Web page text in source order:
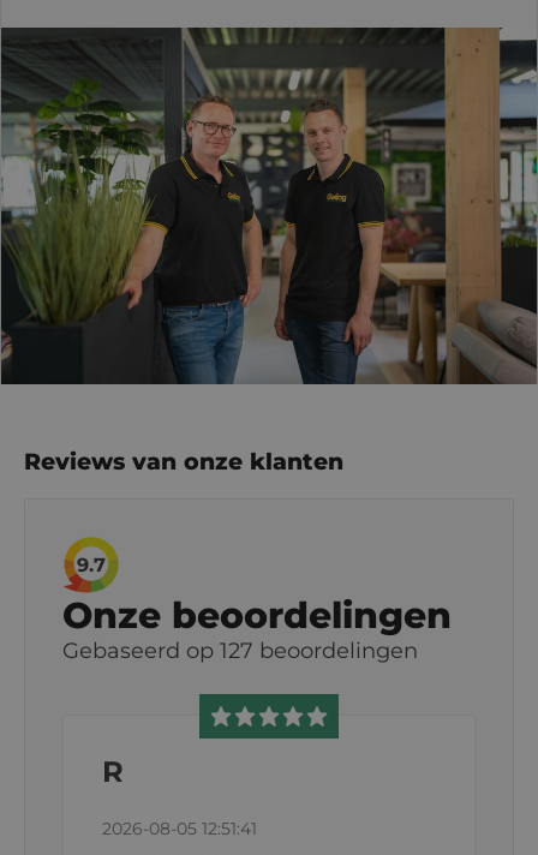
Reviews van onze klanten
9.7
Onze beoordelingen
Gebaseerd op 127 beoordelingen
R
2026-08-05 12:51:41